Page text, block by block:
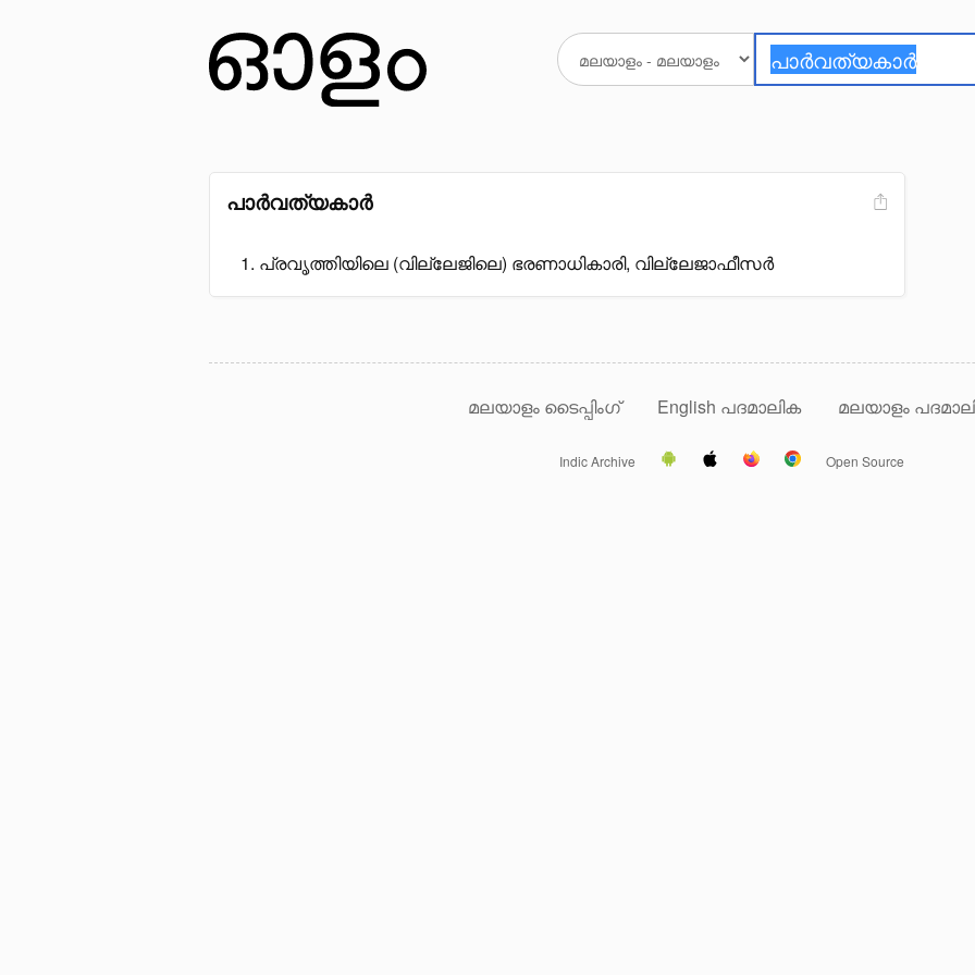
പാർവത്യകാർ
പ്രവൃത്തിയിലെ (വില്ലേജിലെ) ഭരണാധികാരി, വില്ലേജാഫീസർ
മലയാളം ടൈപ്പിംഗ് English പദമാലിക മലയാളം
Indic Archive Open Source